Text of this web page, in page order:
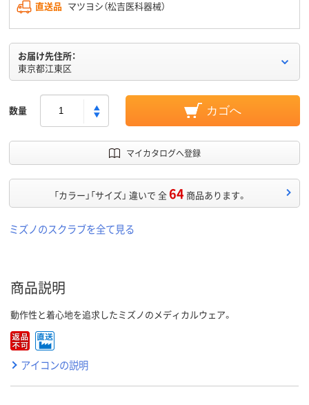
直送品 マツヨシ（松吉医科器械）
お届け先住所：
東京都江東区
数量 カゴへ
マイカタログへ登録
「カラー」「サイズ」 違いで 全64 商品あります。
ミズノのスクラブを全て見る
商品説明
動作性と着心地を追求したミズノのメディカルウェア。
アイコンの説明